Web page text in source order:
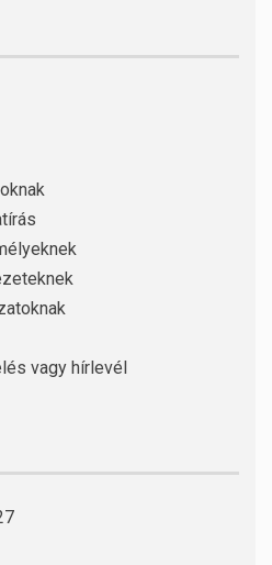
vagy hírlevél